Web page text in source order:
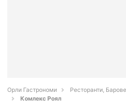
Орли Гастрономи
Ресторанти,
Комлекс Роял